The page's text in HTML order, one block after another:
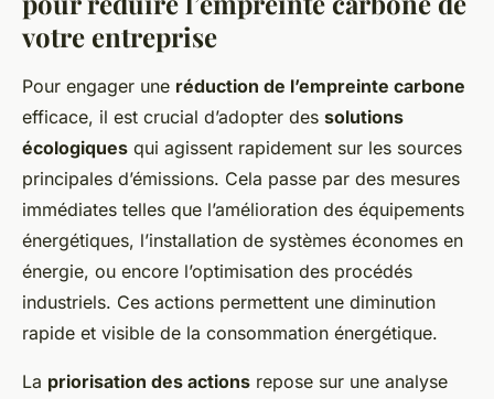
votre entreprise
Pour engager une réduction de l’empreinte carbone
efficace, il est crucial d’adopter des solutions
écologiques qui agissent rapidement sur les sources
principales d’émissions. Cela passe par des mesures
immédiates telles que l’amélioration des équipements
énergétiques, l’installation de systèmes économes en
énergie, ou encore l’optimisation des procédés
industriels. Ces actions permettent une diminution
rapide et visible de la consommation énergétique.
La priorisation des actions repose sur une analyse